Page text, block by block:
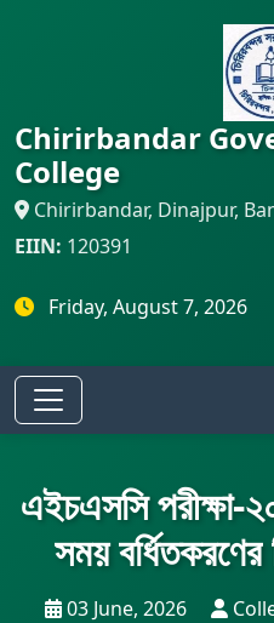
Chirirbandar
College
Chirirbandar, Dinajpur,
EIIN: 120391
Friday, August 7, 2026
এইচএসসি
সময়
03 June, 2026